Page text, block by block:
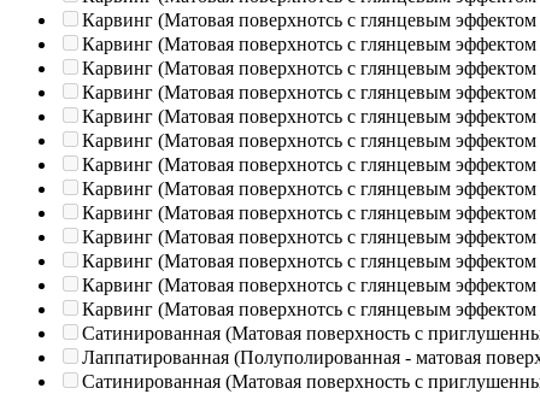
Карвинг (Матовая поверхнотсь с глянцевым эффектом
Карвинг (Матовая поверхнотсь с глянцевым эффектом
Карвинг (Матовая поверхнотсь с глянцевым эффектом
Карвинг (Матовая поверхнотсь с глянцевым эффектом
Карвинг (Матовая поверхнотсь с глянцевым эффектом
Карвинг (Матовая поверхнотсь с глянцевым эффектом
Карвинг (Матовая поверхнотсь с глянцевым эффектом
Карвинг (Матовая поверхнотсь с глянцевым эффектом
Карвинг (Матовая поверхнотсь с глянцевым эффектом
Карвинг (Матовая поверхнотсь с глянцевым эффектом
Карвинг (Матовая поверхнотсь с глянцевым эффектом
Карвинг (Матовая поверхнотсь с глянцевым эффектом
Карвинг (Матовая поверхнотсь с глянцевым эффектом
Сатинированная (Матовая поверхность с
Лаппатированная (Полуполированная - матовая
Сатинированная (Матовая поверхность с